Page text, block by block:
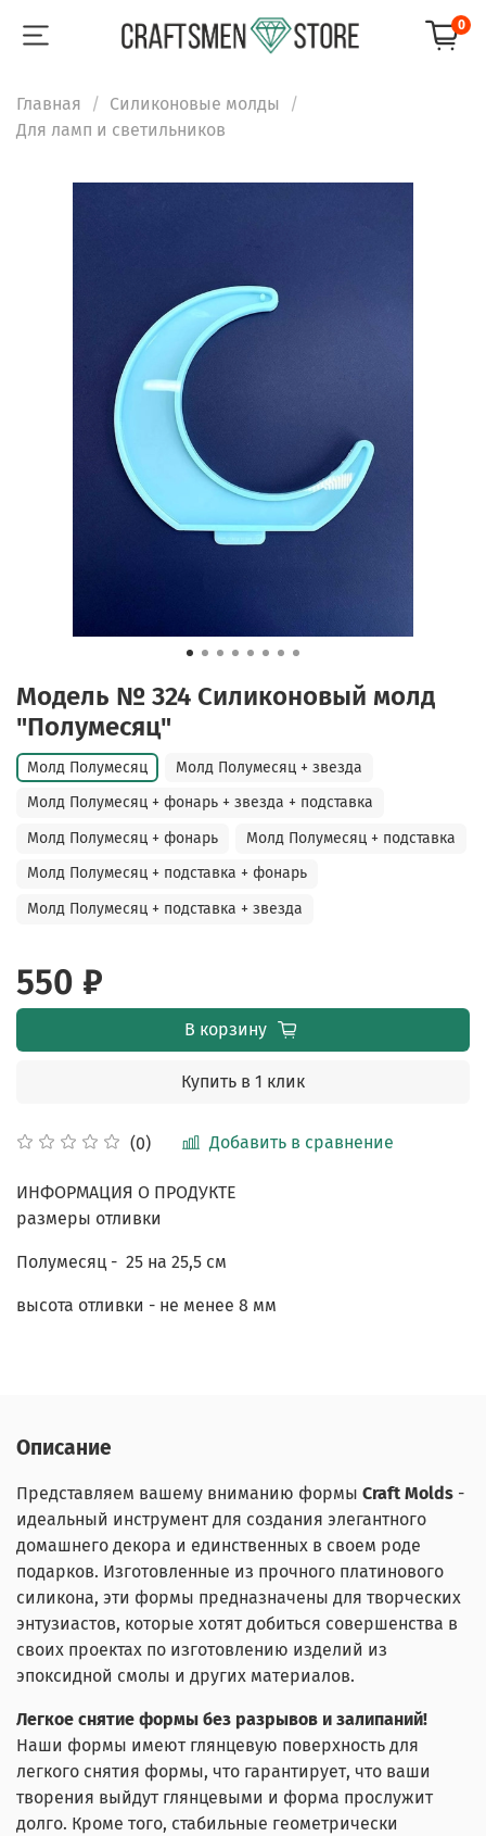
0
Главная
Силиконовые молды
Для ламп и светильников
Модель № 324 Силиконовый молд
"Полумесяц"
(0) Добавить в сравнение
Молд Полумесяц
Молд Полумесяц + звезда
Молд Полумесяц + фонарь + звезда + подставка
Молд Полумесяц + фонарь
Молд Полумесяц + подставка
Молд Полумесяц + подставка + фонарь
Молд Полумесяц + подставка + звезда
550 ₽
В корзину
Купить в 1 клик
ИНФОРМАЦИЯ О ПРОДУКТЕ
размеры отливки
Полумесяц - 25 на 25,5 см
высота отливки - не менее 8 мм
Описание
Представляем вашему вниманию формы Craft Molds -
идеальный инструмент для создания элегантного
домашнего декора и единственных в своем роде
подарков. Изготовленные из прочного платинового
силикона, эти формы предназначены для творческих
энтузиастов, которые хотят добиться совершенства в
своих проектах по изготовлению изделий из
эпоксидной смолы и других материалов.
Легкое снятие формы без разрывов и залипаний!
Наши формы имеют глянцевую поверхность для
легкого снятия формы, что гарантирует, что ваши
творения выйдут глянцевыми и форма прослужит
долго. Кроме того, стабильные геометрически